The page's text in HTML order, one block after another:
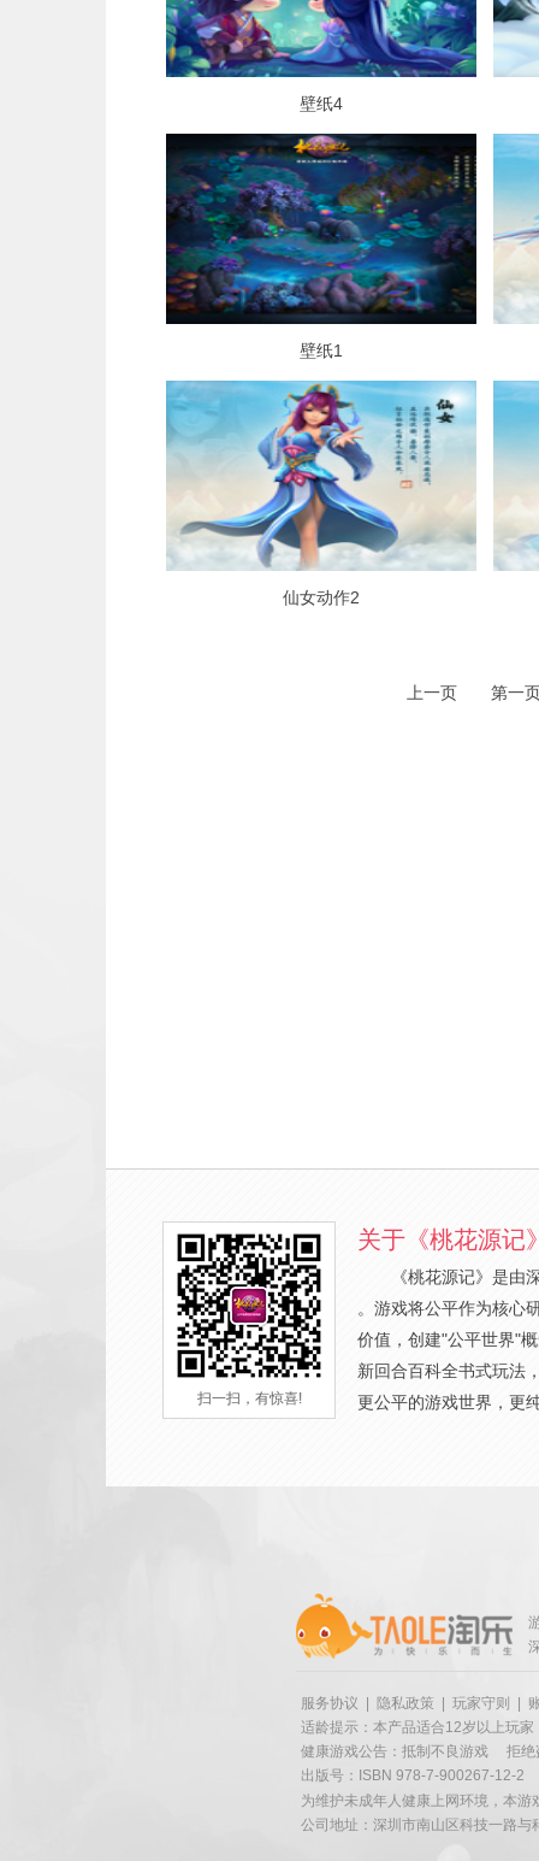
壁纸4
壁纸1
仙女动作2
上一页 第一
扫一扫，有惊喜!
关于《桃花源记
《桃花源记》是由
。游戏将公平作为核心
价值，创建"公平世界"
新回合百科全书式玩法
更公平的游戏世界，更
服务协议 隐私政策 玩家守则
适龄提示：本产品适合12岁以上玩家
健康游戏公告：抵制不良游戏
拒绝
出版号：ISBN 978-7-900267-12-2
为维护未成年人健康上网环境，本
公司地址：深圳市南山区科技一路